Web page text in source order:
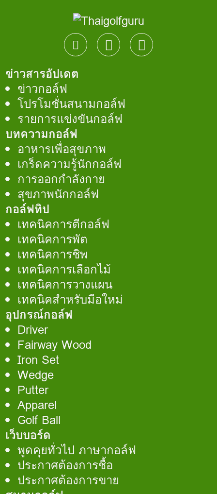
ข่าวสารอัปเดต
ข่าวกอล์ฟ
โปรโมชั่นสนามกอล์ฟ
รายการแข่งขันกอล์ฟ
บทความกอล์ฟ
อาหารเพื่อสุขภาพ
เกร็ดความรู้นักกอล์ฟ
การออกกำลังกาย
สุขภาพนักกอล์ฟ
กอล์ฟทิป
เทคนิคการตีกอล์ฟ
เทคนิคการพัต
เทคนิคการชิพ
เทคนิคการเลือกไม้
เทคนิคการวางแผน
เทคนิคสำหรับมือใหม่
อุปกรณ์กอล์ฟ
Driver
Fairway Wood
Iron Set
Wedge
Putter
Apparel
Golf Ball
เว็บบอร์ด
พูดคุยทั่วไป ภาษากอล์ฟ
ประกาศต้องการชื้อ
ประกาศต้องการขาย